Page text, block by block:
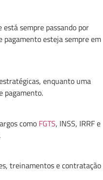
sempre passando por
pagamento esteja sempre em
enquanto uma
pagamento.
como FGTS, INSS, IRRF e
treinamentos e contratação